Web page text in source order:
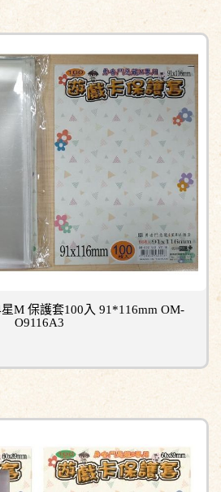
M 保護套100入 91*116mm OM-
O9116A3